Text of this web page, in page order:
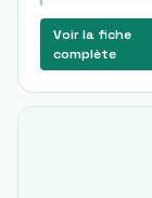
Voir la fiche
complète